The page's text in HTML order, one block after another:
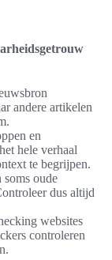
andere artikelen
en
hele verhaal
te begrijpen.
oude
dus altijd
websites
controleren